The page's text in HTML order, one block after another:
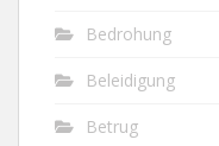
Bedrohung
Beleidigung
Betrug